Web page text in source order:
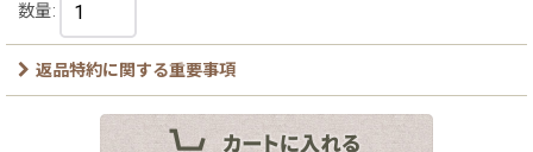
数量:
返品特約に関する重要事項